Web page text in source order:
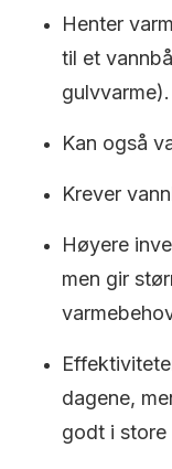
Henter
til et
gulvvarme).
Kan også
Krever
Høyere
men gir
dagene,
godt i store